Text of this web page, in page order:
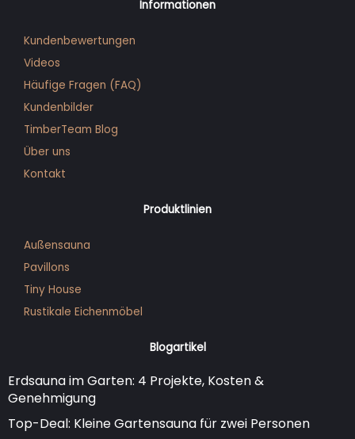
Informationen
Kundenbewertungen
Videos
Häufige Fragen (FAQ)
Kunden­bilder
TimberTeam Blog
Über uns
Kontakt
Produktlinien
Außensauna
Pavillons
Tiny House
Rustikale Eichenmöbel
Blogartikel
Erdsauna im Garten: 4 Projekte, Kosten &
Genehmigung
Top-Deal: Kleine Gartensauna für zwei Personen